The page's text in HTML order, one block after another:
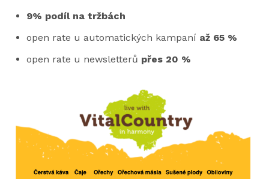
9% podíl na tržbách
open rate u automatických kampaní až 65 %
open rate u newsletterů přes 20 %